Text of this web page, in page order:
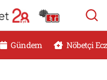
Gündem Nöbetçi